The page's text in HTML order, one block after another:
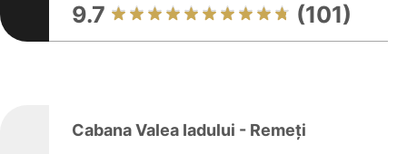
9.7 (101)
Cabana Valea Iadului - Remeți